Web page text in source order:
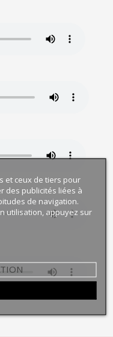
et ceux de tiers pour
des publicités liées à
de navigation.
utilisation, appuyez sur